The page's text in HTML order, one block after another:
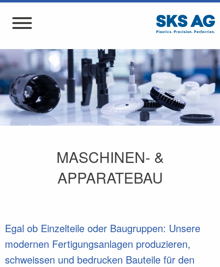
MASCHINEN- &
APPARATEBAU
Egal ob Einzelteile oder Baugruppen: Unsere
modernen Fertigungsanlagen produzieren,
schweissen und bedrucken Bauteile für den